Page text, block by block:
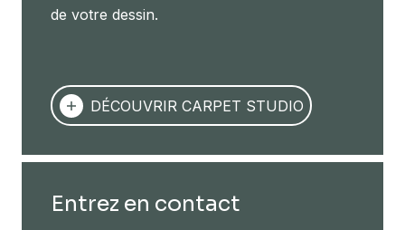
de votre dessin.
DÉCOUVRIR CARPET STUDIO
Entrez en contact